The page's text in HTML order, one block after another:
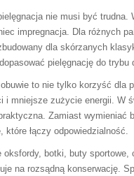
nie musi być
impregnacja. Dla różnych
dla skórzanych
pielęgnację do trybu
to nie tylko korzyść dla
i mniejsze zużycie energii. W
Zamiast
łączy odpowiedzialność.
botki, buty
na rozsądną konserwację.